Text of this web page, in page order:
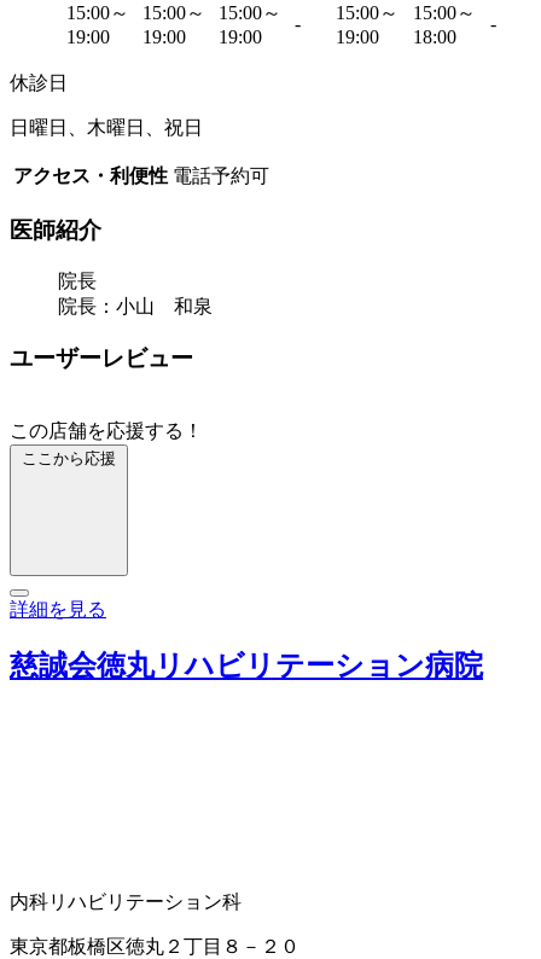
15:00～
19:00
15:00～
19:00
15:00～
19:00
-
15:00～
19:00
15:00～
18:00
-
休診日
日曜日、木曜日、祝日
アクセス・利便性 電話予約可
医師紹介
院長
院長：小山 和泉
ユーザーレビュー
この店舗を応援する！
ここから応援
詳細を見る
慈誠会徳丸リハビリテーション病院
内科リハビリテーション科
東京都板橋区徳丸２丁目８－２０